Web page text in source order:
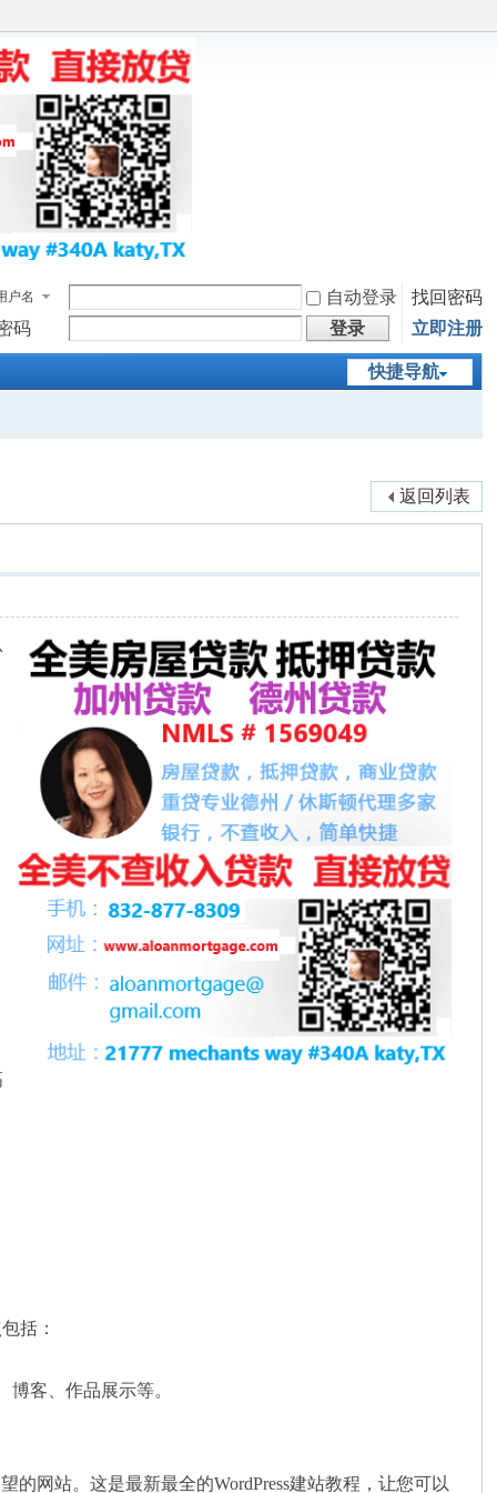
户名 自动登录
找回密码
码
登录 立即注册
快捷导航
返回列表
括：
博客、作品展示等。
的网站。这是最新最全的WordPress建站教程，让您可以